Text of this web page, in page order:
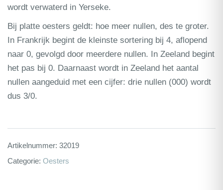
wordt verwaterd in Yerseke.
Bij platte oesters geldt: hoe meer nullen, des te groter.
In Frankrijk begint de kleinste sortering bij 4, aflopend
naar 0, gevolgd door meerdere nullen. In Zeeland begint
het pas bij 0. Daarnaast wordt in Zeeland het aantal
nullen aangeduid met een cijfer: drie nullen (000) wordt
dus 3/0.
Artikelnummer: 32019
Categorie: Oesters